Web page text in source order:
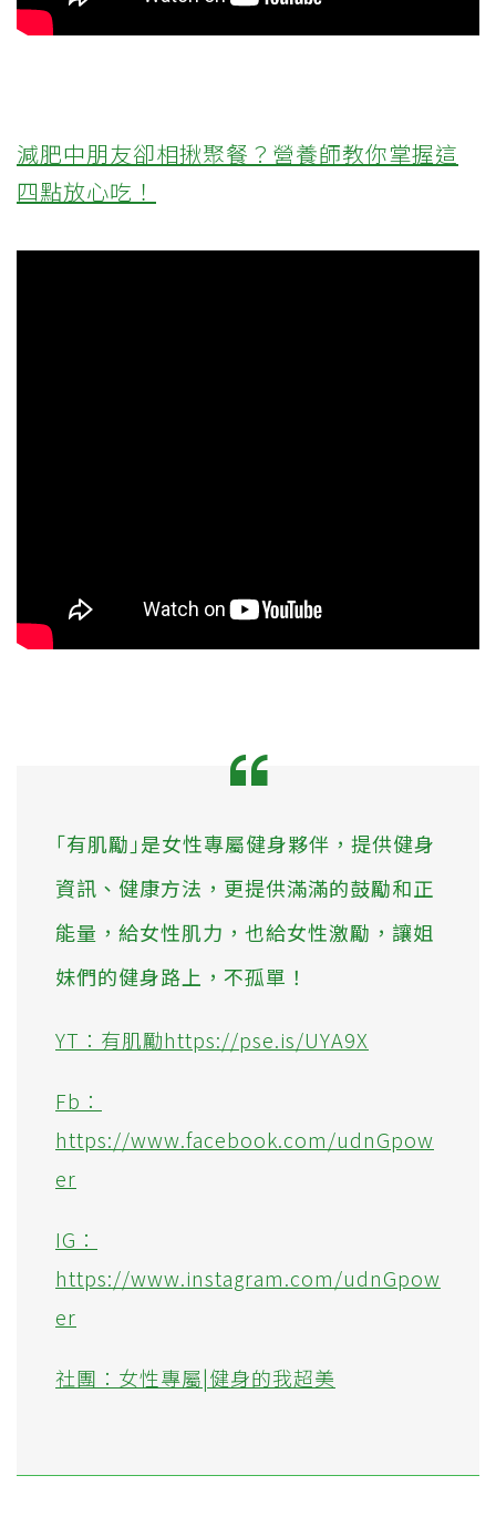
減肥中朋友卻相揪聚餐？營養師教你掌握這
四點放心吃！
｢有肌勵｣是女性專屬健身夥伴，提供健身
資訊、健康方法，更提供滿滿的鼓勵和正
能量，給女性肌力，也給女性激勵，讓姐
妹們的健身路上，不孤單！
YT：有肌勵https://pse.is/UYA9X
Fb：
https://www.facebook.com/udnGpow
er
IG：
https://www.instagram.com/udnGpow
er
社團：女性專屬|健身的我超美